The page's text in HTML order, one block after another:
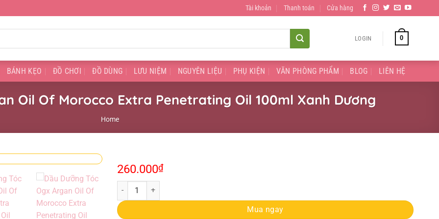
Tài khoản Thanh toán Cửa hàng
LOGIN 0
BÁNH KẸO ĐỒ CHƠI ĐỒ DÙNG LƯU NIỆM NGUYÊN LIỆU PHỤ KIỆN VĂN PHÒNG PHẨM BLOG LIÊN HỆ
Oil Of Morocco Extra Penetrating Oil 100ml Xanh Dương
Home
260.000₫
Dầu Dưỡng Tóc Ogx Argan Oil Of Morocco Extra Penetrating Oil 100ml Xanh Dương quantity
Mua ngay